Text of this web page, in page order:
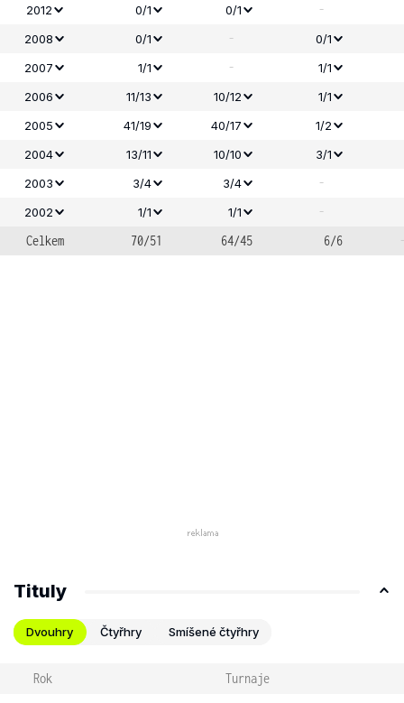
2012 0/1 0/1 -
2008 0/1 -
0/1
2007
1/1 -
1/1
2006
11/13 10/12
1/1
2005
41/19 40/17
1/2
2004
13/11 10/10
3/1
2003
3/4 3/4 -
2002 1/1 1/1
-
Celkem
70/51 64/45 6/6
Tituly
Dvouhry Čtyřhry Smíšené čtyřhry
Rok Turnaje